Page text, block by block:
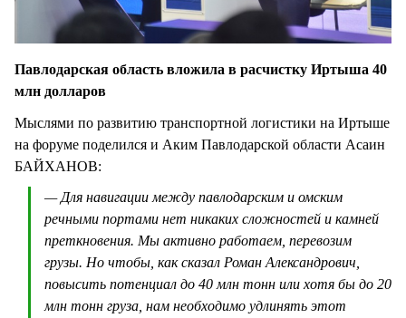
Павлодарская область вложила в расчистку Иртыша 40
млн долларов
Мыслями по развитию транспортной логистики на Иртыше
на форуме поделился и Аким Павлодарской области Асаин
БАЙХАНОВ:
— Для навигации между павлодарским и омским
речными портами нет никаких сложностей и камней
преткновения. Мы активно работаем, перевозим
грузы. Но чтобы, как сказал Роман Александрович,
повысить потенциал до 40 млн тонн или хотя бы до 20
млн тонн груза, нам необходимо удлинять этот